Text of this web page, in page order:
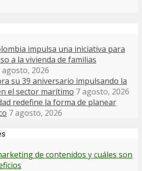
impulsa una iniciativa para
a la vivienda de familias
agosto, 2026
su 39 aniversario impulsando la
el sector marítimo 7 agosto, 2026
redefine la forma de planear
7 agosto, 2026
de contenidos y cuáles son